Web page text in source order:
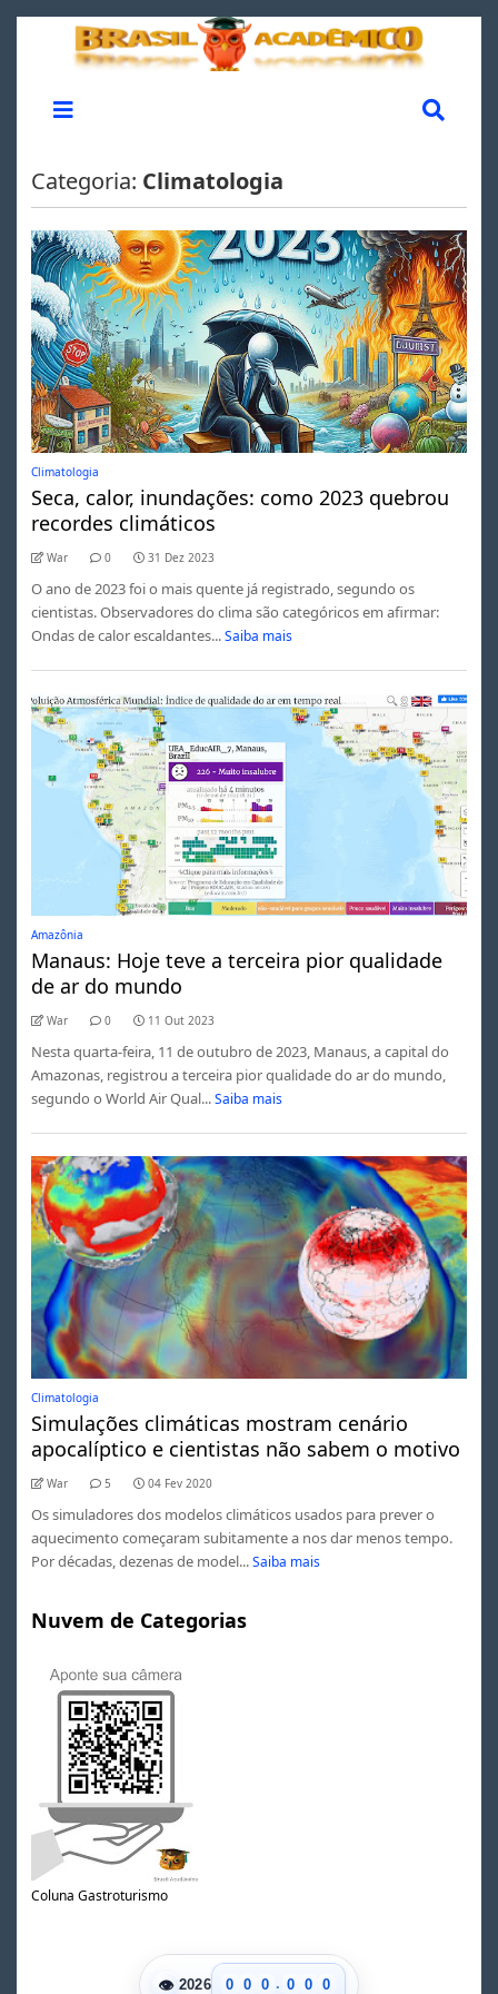
Categoria: Climatologia
Climatologia
Seca, calor, inundações: como 2023 quebrou
recordes climáticos
War 0 31 Dez 2023
O ano de 2023 foi o mais quente já registrado, segundo os
cientistas. Observadores do clima são categóricos em afirmar:
Ondas de calor escaldantes... Saiba mais
Amazônia
Manaus: Hoje teve a terceira pior qualidade
de ar do mundo
War 0 11 Out 2023
Nesta quarta-feira, 11 de outubro de 2023, Manaus, a capital do
Amazonas, registrou a terceira pior qualidade do ar do mundo,
segundo o World Air Qual... Saiba mais
Climatologia
Simulações climáticas mostram cenário
apocalíptico e cientistas não sabem o motivo
War 5 04 Fev 2020
Os simuladores dos modelos climáticos usados ​​para prever o
aquecimento começaram subitamente a nos dar menos tempo.
Por décadas, dezenas de model... Saiba mais
Nuvem de Categorias
Coluna Gastroturismo
👁 2026
0
0
0 . 0
0
0